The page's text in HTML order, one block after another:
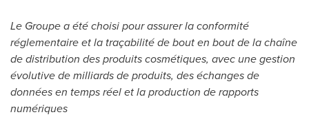
Le Groupea été choisi pour assurer la conformité
réglementaire et la traçabilité de bout en bout de la chaîne
de distribution des produits cosmétiques, avec une gestion
évolutive de milliards de produits, des échanges de
données en temps réel et la production de rapports
numériques